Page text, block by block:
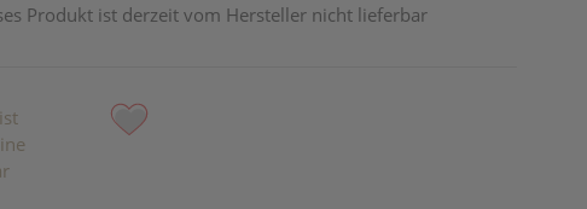
Produkt ist derzeit vom Hersteller nicht lieferbar